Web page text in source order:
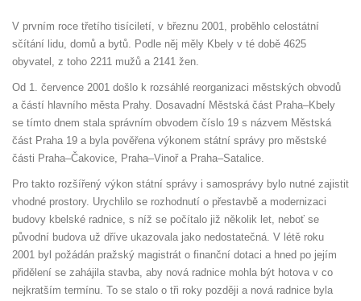
V prvním roce třetího tisíciletí, v březnu 2001, proběhlo celostátní
sčítání lidu, domů a bytů. Podle něj měly Kbely v té době 4625
obyvatel, z toho 2211 mužů a 2141 žen.
Od 1. července 2001 došlo k rozsáhlé reorganizaci městských obvodů
a částí hlavního města Prahy. Dosavadní Městská část Praha–Kbely
se tímto dnem stala správním obvodem číslo 19 s názvem Městská
část Praha 19 a byla pověřena výkonem státní správy pro městské
části Praha–Čakovice, Praha–Vinoř a Praha–Satalice.
Pro takto rozšířený výkon státní správy i samosprávy bylo nutné zajistit
vhodné prostory. Urychlilo se rozhodnutí o přestavbě a modernizaci
budovy kbelské radnice, s níž se počítalo již několik let, neboť se
původní budova už dříve ukazovala jako nedostatečná. V létě roku
2001 byl požádán pražský magistrát o finanční dotaci a hned po jejím
přidělení se zahájila stavba, aby nová radnice mohla být hotova v co
nejkratším termínu. To se stalo o tři roky později a nová radnice byla